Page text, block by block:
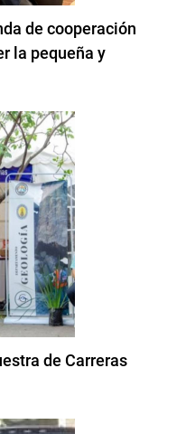
de cooperación
la pequeña y
de Carreras